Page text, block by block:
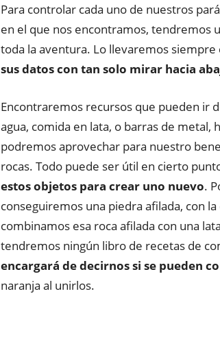
Para controlar cada uno de nuestros
en el que nos encontramos, tendremos
toda la aventura. Lo llevaremos siempre
sus datos con tan solo mirar hacia
Encontraremos recursos que pueden ir
agua, comida en lata, o barras de
podremos aprovechar para nuestro
rocas. Todo puede ser útil en cierto
estos objetos para crear uno nuevo.
conseguiremos una piedra afilada, con
combinamos esa roca afilada con una
tendremos ningún libro de recetas de
encargará de decirnos si se pueden
naranja al unirlos.